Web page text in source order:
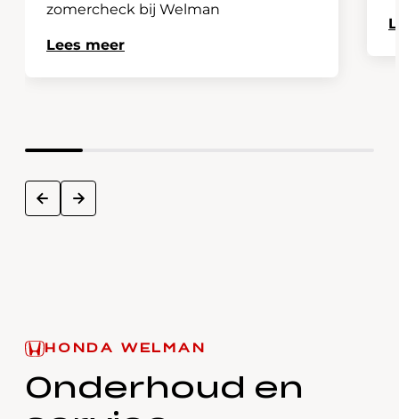
zomercheck bij Welman
Lees meer
prev next
HONDA WELMAN
Onderhoud en